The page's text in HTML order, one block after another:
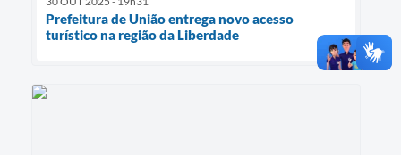
Prefeitura de União entrega novo acesso
turístico na região da Liberdade